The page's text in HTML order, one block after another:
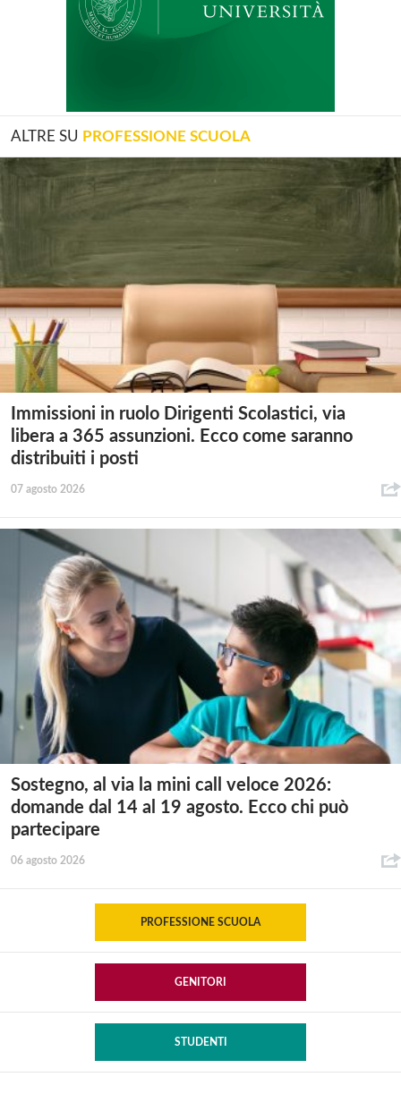
ALTRE SU PROFESSIONE SCUOLA
Immissioni in ruolo Dirigenti Scolastici, via
libera a 365 assunzioni. Ecco come saranno
distribuiti i posti
07 agosto 2026
Sostegno, al via la mini call veloce 2026:
domande dal 14 al 19 agosto. Ecco chi può
partecipare
06 agosto 2026
PROFESSIONE SCUOLA
GENITORI
STUDENTI